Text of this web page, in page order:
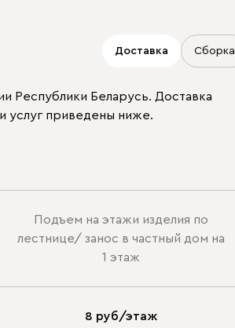
Бежевый
Дарте
Доставка Сборка
Республики Беларусь. Доставка
услуг приведены ниже.
Подъем на этажи изделия по
лестнице/ занос в частный дом на
1 этаж
8 руб/этаж